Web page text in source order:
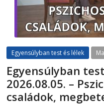
Egyensúlyban test és lélek
Egyensúlyban
2026.08.05. –
családok,